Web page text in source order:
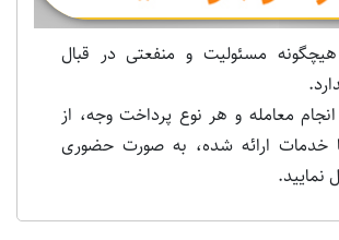
هیچگونه مسئولیت و منفعتی در قبال
معامله و هر نوع پرداخت وجه، از
خدمات ارائه شده، به صورت حضوری
نمایید.